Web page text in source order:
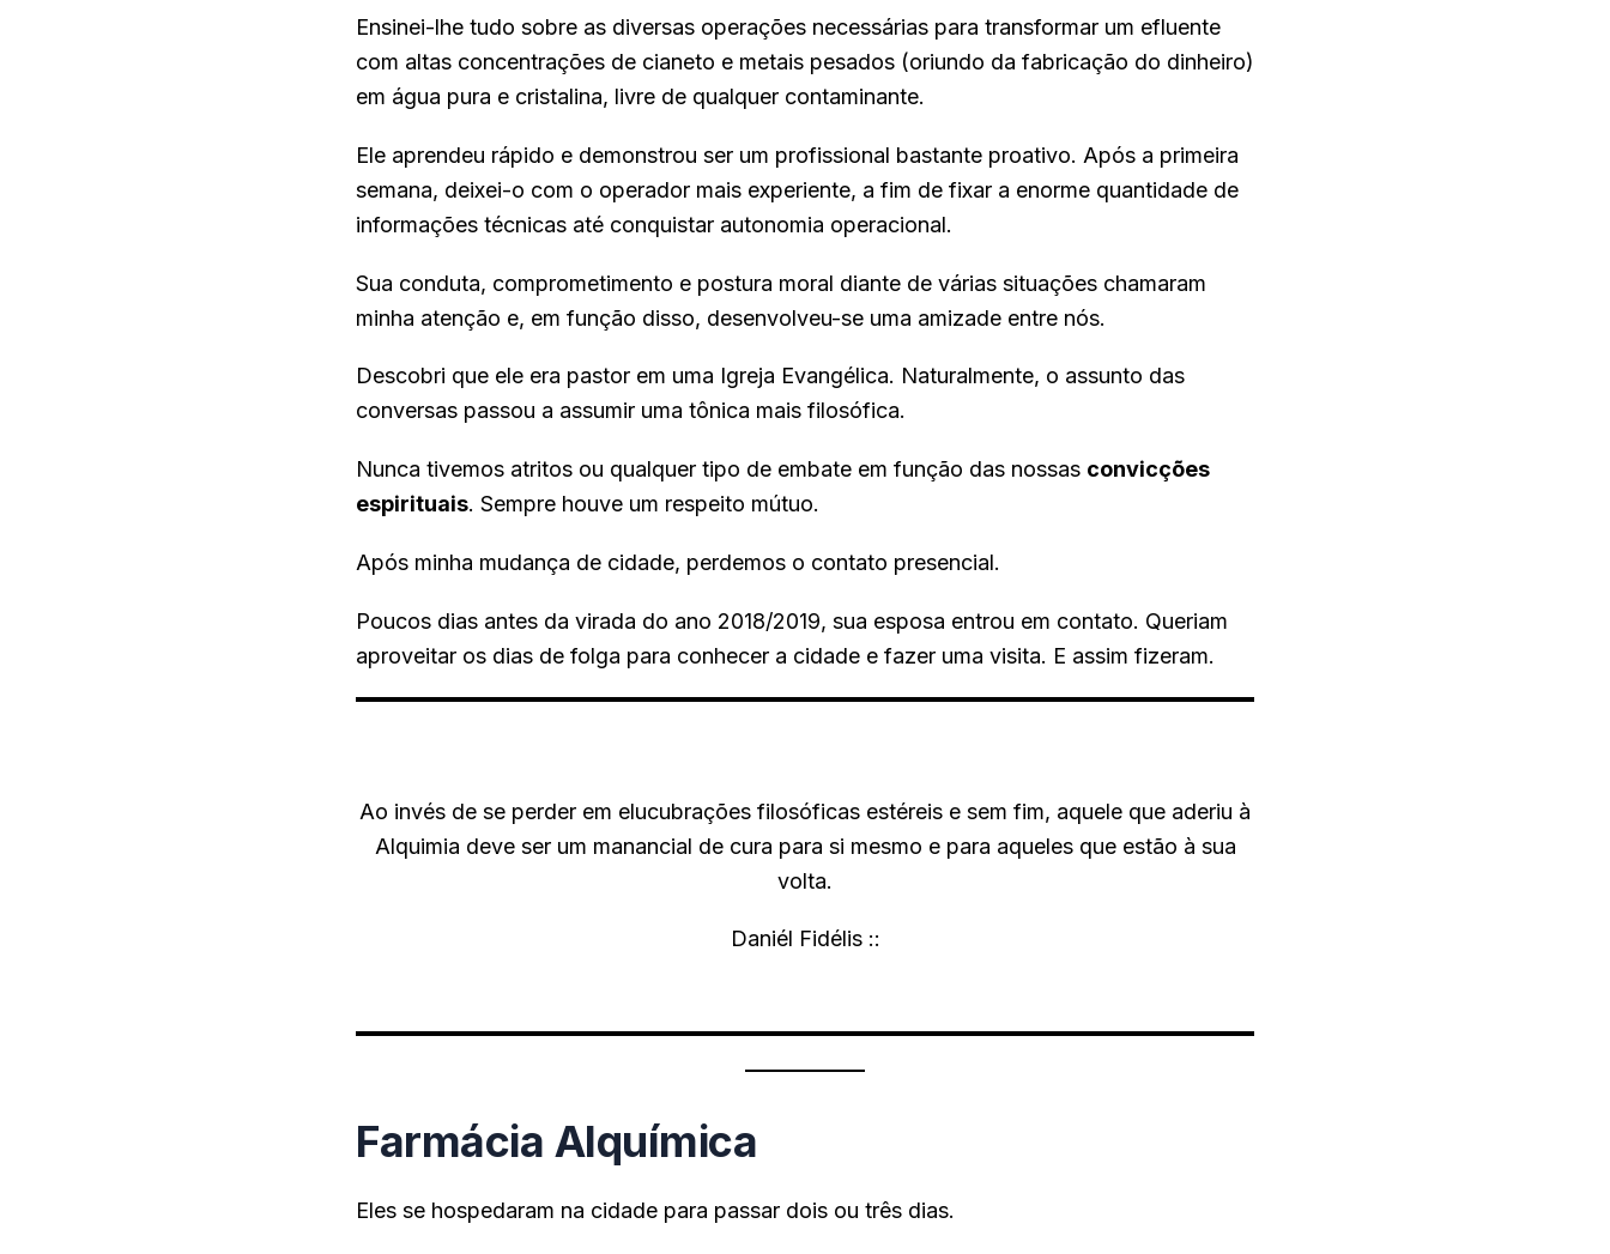
Ensinei-lhe tudo sobre as diversas operações necessárias para transformar um efluente
com altas concentrações de cianeto e metais pesados (oriundo da fabricação do dinheiro)
em água pura e cristalina, livre de qualquer contaminante.
Ele aprendeu rápido e demonstrou ser um profissional bastante proativo. Após a primeira
semana, deixei-o com o operador mais experiente, a fim de fixar a enorme quantidade de
informações técnicas até conquistar autonomia operacional.
Sua conduta, comprometimento e postura moral diante de várias situações chamaram
minha atenção e, em função disso, desenvolveu-se uma amizade entre nós.
Descobri que ele era pastor em uma Igreja Evangélica. Naturalmente, o assunto das
conversas passou a assumir uma tônica mais filosófica.
Nunca tivemos atritos ou qualquer tipo de embate em função das nossas convicções
espirituais. Sempre houve um respeito mútuo.
Após minha mudança de cidade, perdemos o contato presencial.
Poucos dias antes da virada do ano 2018/2019, sua esposa entrou em contato. Queriam
aproveitar os dias de folga para conhecer a cidade e fazer uma visita. E assim fizeram.
Ao invés de se perder em elucubrações filosóficas estéreis e sem fim, aquele que aderiu à
Alquimia deve ser um manancial de cura para si mesmo e para aqueles que estão à sua
volta.
Daniél Fidélis ::
Farmácia Alquímica
Eles se hospedaram na cidade para passar dois ou três dias.